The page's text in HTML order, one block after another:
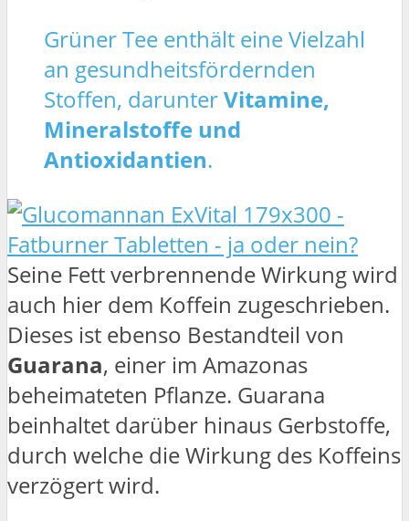
Grüner Tee enthält eine Vielzahl
an gesundheitsfördernden
Stoffen, darunterVitamine,
Mineralstoffe und
Antioxidantien.
Seine Fett verbrennende Wirkung wird
auch hier dem Koffein zugeschrieben.
Dieses ist ebenso Bestandteil von
Guarana, einer im Amazonas
beheimateten Pflanze. Guarana
beinhaltet darüber hinaus Gerbstoffe,
durch welche die Wirkung des Koffeins
verzögert wird.